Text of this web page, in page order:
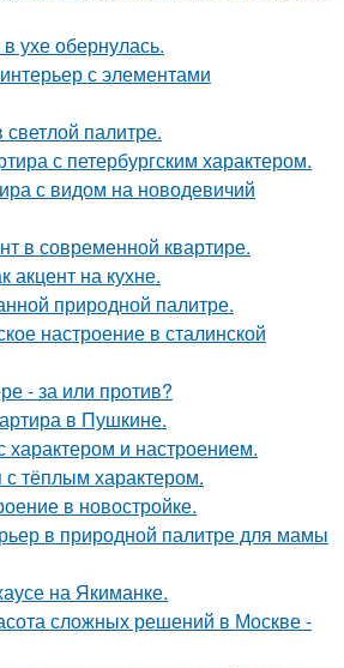
ухе обернулась.
с элементами
палитре.
с петербургским характером.
с видом на новодевичий
в современной квартире.
акцент на кухне.
природной палитре.
настроение в сталинской
- за или против?
в Пушкине.
характером и настроением.
тёплым характером.
в новостройке.
в природной палитре для мамы
на Якиманке.
сложных решений в Москве -